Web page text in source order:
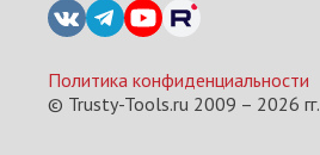
Политика конфиденциальности
© Trusty-Tools.ru 2009 – 2026 гг.